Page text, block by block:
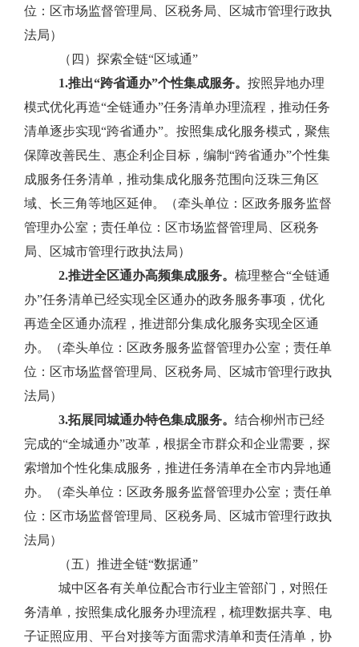
位：区市场监督管理局、区税务局、区城市管理行政执
法局）
（四）探索全链“区域通”
1.推出“跨省通办”个性集成服务。 按照异地办理
模式优化再造“全链通办”任务清单办理流程，推动任务
清单逐步实现“跨省通办”。按照集成化服务模式，聚焦
保障改善民生、惠企利企目标，编制 “跨省通办”个性集
成服务任务清单，推动集成化服务范围向泛珠三角区
域、长三角等地区延伸。
（牵头单位：区政务服务监督
管理办公室；责任单位：区市场监督管理局、区税务
局、区城市管理行政执法局）
2.推进全区通办高频集成服务。 梳理整合“全链通
办”任务清单已经实现全区通办的政务服务事项，优化
再造全区通办流程，推进部分集成化服务实现全区通
办。
（牵头单位：区政务服务监督管理办公室；责任单
位：区市场监督管理局、区税务局、区城市管理行政执
法局）
3.拓展同城通办特色集成服务。 结合柳州市已经
完成的“全城通办”改革， 根据全市群众和企业需要，探
索增加个性化集成服务 ，推进任务清单在全市内异地通
办。
（牵头单位：区政务服务监督管理办公室；责任单
位：区市场监督管理局、区税务局、区城市管理行政执
法局）
（五）推进全链“数据通”
城中区各有关单位配合市行业主管部门，对照任
务清单，按照集成化服务办理流程，梳理数据共享、电
子证照应用、平台对接等方面需求清单和责任清单，协